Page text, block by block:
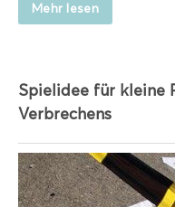
Mehr lesen
Spielidee für kleine
Verbrechens